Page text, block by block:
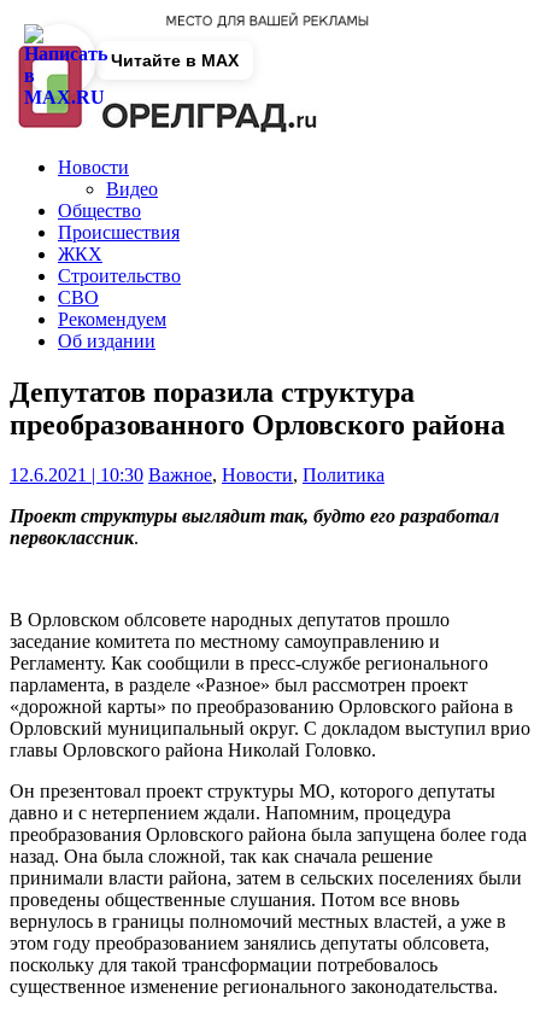
Новости
Видео
Общество
Происшествия
ЖКХ
Строительство
СВО
Рекомендуем
Об издании
Депутатов поразила структура
преобразованного Орловского района
12.6.2021 | 10:30 Важное, Новости, Политика
Проект структуры выглядит так, будто его разработал
первоклассник.
В Орловском облсовете народных депутатов прошло
заседание комитета по местному самоуправлению и
Регламенту. Как сообщили в пресс-службе регионального
парламента, в разделе «Разное» был рассмотрен проект
«дорожной карты» по преобразованию Орловского района в
Орловский муниципальный округ. С докладом выступил врио
главы Орловского района Николай Головко.
Он презентовал проект структуры МО, которого депутаты
давно и с нетерпением ждали. Напомним, процедура
преобразования Орловского района была запущена более года
назад. Она была сложной, так как сначала решение
принимали власти района, затем в сельских поселениях были
проведены общественные слушания. Потом все вновь
вернулось в границы полномочий местных властей, а уже в
этом году преобразованием занялись депутаты облсовета,
поскольку для такой трансформации потребовалось
существенное изменение регионального законодательства.
Читайте в MAX